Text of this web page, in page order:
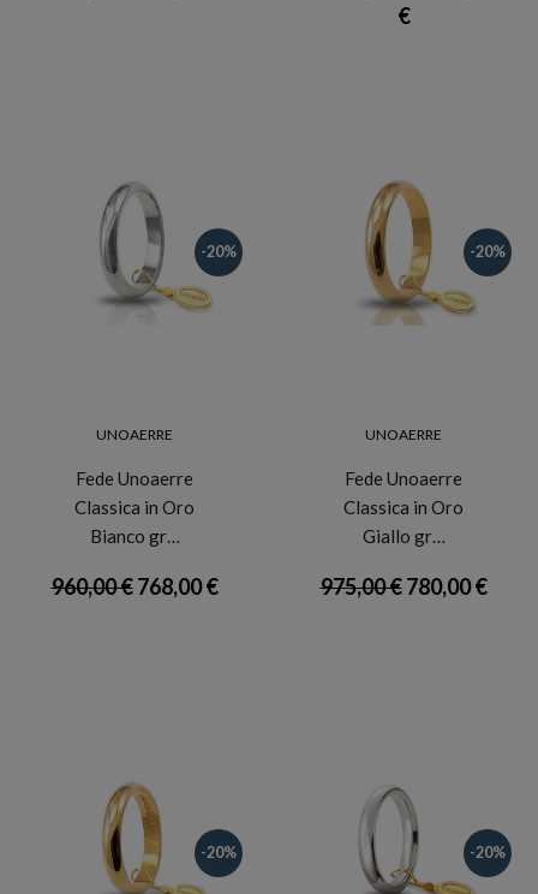
€
-20%
UNOAERRE
Fede Unoaerre
Classica in Oro
Bianco gr…
960,00 €768,00 €
-20%
UNOAERRE
Fede Unoaerre
Classica in Oro
Giallo gr…
975,00 €780,00 €
-20% -20%